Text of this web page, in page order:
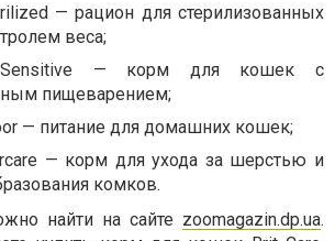
— рацион для стерилизованных
веса;
— корм для кошек с
пищеварением;
— питание для домашних кошек;
— корм для ухода за шерстью и
комков.
найти на сайте zoomagazin.dp.ua.